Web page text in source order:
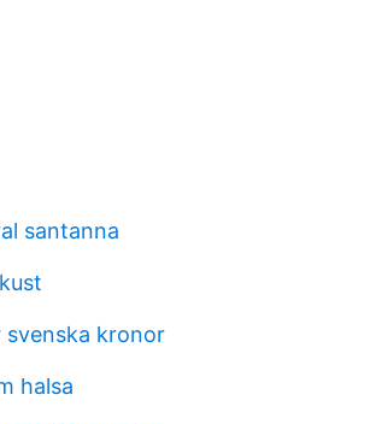
santanna
svenska kronor
halsa